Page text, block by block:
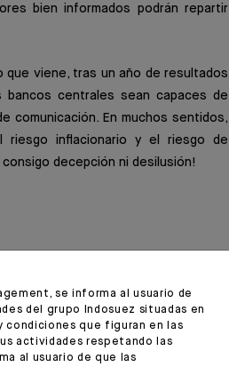
bien informados podrán repartir
que viene, tras un año de resultados
centrales sean capaces de
comunicación. En muchos sentidos,
riesgo inflacionario y el riesgo de
decepción ni desilusión!
se informa al usuario de
del grupo Indosuez situadas en
condiciones que figuran en las
actividades respetando las
al usuario de que las